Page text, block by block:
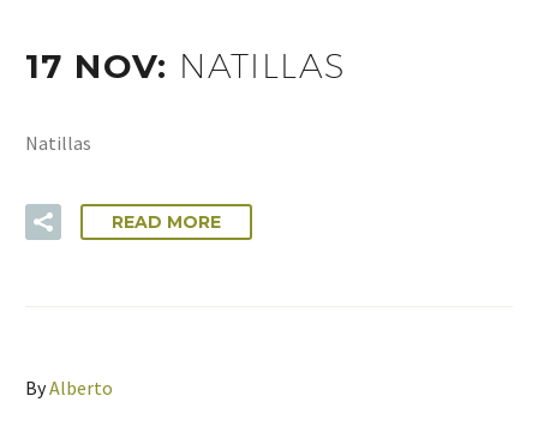
17 NOV: NATILLAS
Natillas
READ MORE
ByAlberto